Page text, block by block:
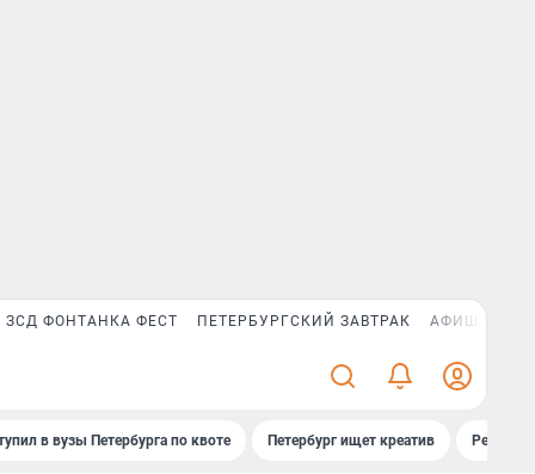
ЗСД ФОНТАНКА ФЕСТ ПЕТЕРБУРГСКИЙ ЗАВТРАК АФИША PLUS
в вузы Петербурга по квоте Петербург ищет креатив